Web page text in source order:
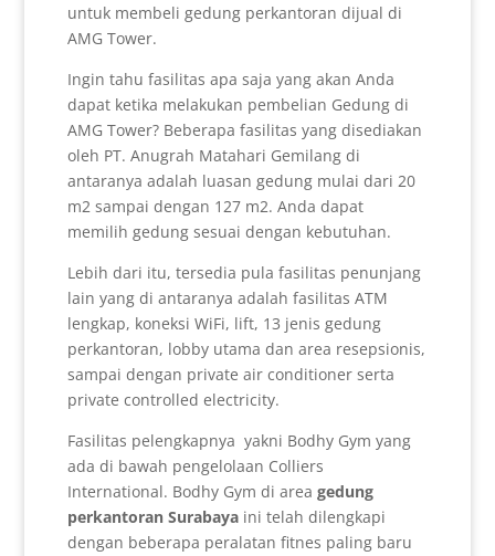
untuk membeli gedung perkantoran dijual di
AMG Tower.
Ingin tahu fasilitas apa saja yang akan Anda
dapat ketika melakukan pembelian Gedung di
AMG Tower? Beberapa fasilitas yang disediakan
oleh PT. Anugrah Matahari Gemilang di
antaranya adalah luasan gedung mulai dari 20
m2 sampai dengan 127 m2. Anda dapat
memilih gedung sesuai dengan kebutuhan.
Lebih dari itu, tersedia pula fasilitas penunjang
lain yang di antaranya adalah fasilitas ATM
lengkap, koneksi WiFi, lift, 13 jenis gedung
perkantoran, lobby utama dan area resepsionis,
sampai dengan private air conditioner serta
private controlled electricity.
Fasilitas pelengkapnya yakni Bodhy Gym yang
ada di bawah pengelolaan Colliers
International. Bodhy Gym di area gedung
perkantoran Surabayaini telah dilengkapi
dengan beberapa peralatan fitnes paling baru